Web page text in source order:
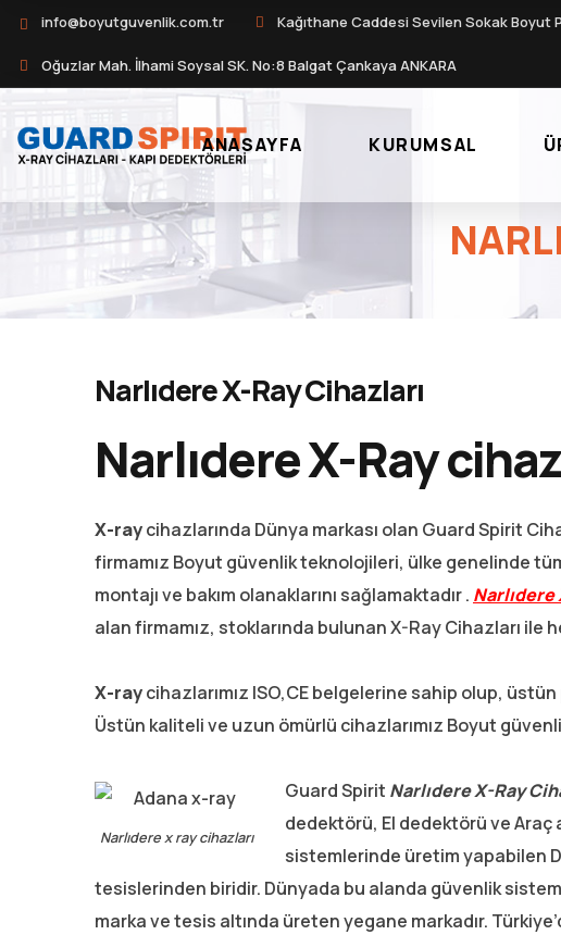
info@boyutguvenlik.com.tr Kağıthane Caddesi Sevilen Sokak Boyut
Oğuzlar Mah. İlhami Soysal SK. No:8 Balgat Çankaya ANKARA
ANASAYFA KURUMSAL
Narlıdere X-Ray Cihazları
Narlıdere X-Ray
X-raycihazlarında Dünya markası olan Guard Spirit
firmamız Boyut güvenlik teknolojileri, ülke genelinde
montajı ve bakım olanaklarını sağlamaktadır . Narlıdere
alan firmamız, stoklarında bulunan X-Ray Cihazları ile
X-raycihazlarımız ISO,CE belgelerine sahip olup,
Üstün kaliteli ve uzun ömürlü cihazlarımız Boyut
Narlıdere x ray cihazları
Guard Spirit NarlıdereX-Ray
dedektörü, El dedektörü ve Araç
sistemlerinde üretim yapabilen
tesislerinden biridir. Dünyada bu alanda güvenlik
marka ve tesis altında üreten yegane markadır.